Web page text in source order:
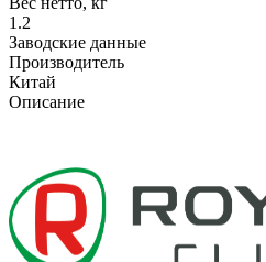
1.2
Заводские данные
Производитель
Китай
Описание